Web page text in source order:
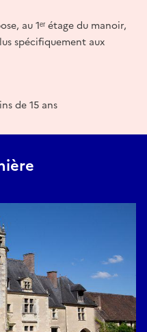
au 1ᵉʳ étage du manoir,
spécifiquement aux
de 15 ans